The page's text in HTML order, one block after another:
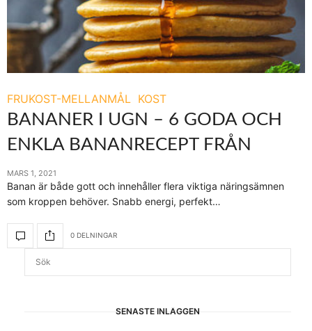
FRUKOST-MELLANMÅL KOST
BANANER I UGN – 6 GODA OCH
ENKLA BANANRECEPT FRÅN
MARS 1, 2021
Banan är både gott och innehåller flera viktiga näringsämnen
som kroppen behöver. Snabb energi, perfekt…
0 DELNINGAR
SENASTE INLÄGGEN